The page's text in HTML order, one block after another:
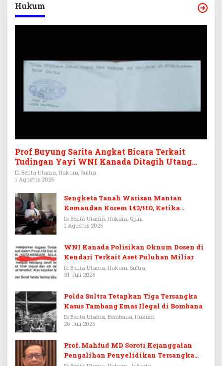
Hukum
Prof Buyung Sarita Angkat Bicara Terkait
Tudingan Yayi WNI Kanada Ditagih Utang
Rp3,6 Miliar
Di Berita Utama, Hukum, Sultra
1 Agustus 2026
Sengketa Tanah Warisan Mantan
Komandan Korem 143/HO, Ketika
Warisan Menjadi Arena Pemerasan
Di Berita Utama, Hukum, Opini
1 Agustus 2026
WNI Kanada Polisikan Oknum Dosen di
Kendari Terkait Aset Puluhan Miliar
Di Berita Utama, Hukum, Sultra
31 Juli 2026
Polda Sultra Tetapkan Tiga Tersangka
Kasus Tambang Emas Ilegal di Bombana
Di Berita Utama, Bombana, Hukum
26 Juli 2026
Prof. Mahfud MD Soroti Kejanggalan
Pengalihan Penyelidikan Tersangka